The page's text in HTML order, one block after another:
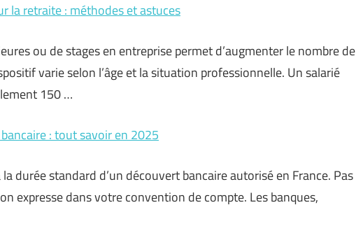
la retraite : méthodes et astuces
ou de stages en entreprise permet d’augmenter le nombre de
varie selon l’âge et la situation professionnelle. Un salarié
150 …
: tout savoir en 2025
durée standard d’un découvert bancaire autorisé en France. Pas
expresse dans votre convention de compte. Les banques,